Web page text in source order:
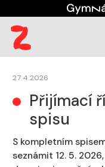
Aktuality
27.4.2026
Přijímací
spisu
S kompletním
seznámit 12. 5.